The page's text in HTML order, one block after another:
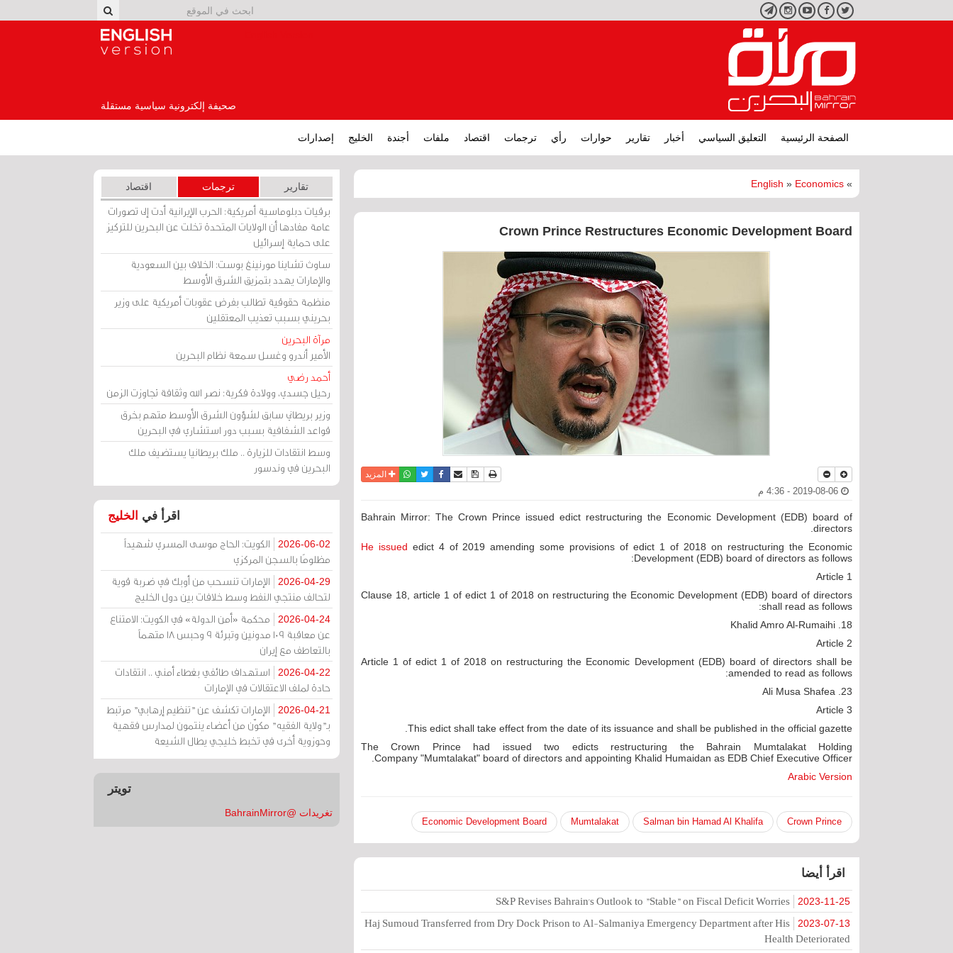
تويتر فيسبوكيوتيوبانستجرامتليجرام
صحيفة إلكترونية سياسية مستقلة
الصفحة الرئيسية التعليق السياسي أخبار تقارير حوارات رأي ترجمات اقتصاد ملفات أجندة الخليج إصدارات
»
English » Economics
Crown Prince Restructures Economic Development Board
نسخة للطباعة
حفظ الموضوع
أرسل الى صديق
فيسبوكتويترواتسابالمزيد
Bahrain Mirror: The Crown Prince issued edict restructuring the Economic Development (EDB) board of
directors.
He issued edict 4 of 2019 amending some provisions of edict 1 of 2018 on restructuring the Economic
Development (EDB) board of directors as follows:
Article 1
Clause 18, article 1 of edict 1 of 2018 on restructuring the Economic Development (EDB) board of directors
shall read as follows:
18. Khalid Amro Al-Rumaihi
Article 2
Article 1 of edict 1 of 2018 on restructuring the Economic Development (EDB) board of directors shall be
amended to read as follows:
23. Ali Musa Shafea
Article 3
This edict shall take effect from the date of its issuance and shall be published in the official gazette.
The Crown Prince had issued two edicts restructuring the Bahrain Mumtalakat Holding
Company "Mumtalakat" board of directors and appointing Khalid Humaidan as EDB Chief Executive Officer.
Arabic Version
Crown Prince
Salman bin Hamad Al Khalifa
Mumtalakat
Economic Development Board
اقرأ أيضا
2023-11-25
S&P Revises Bahrain's Outlook to "Stable" on Fiscal Deficit Worries
2023-07-13
Haj Sumoud Transferred from Dry Dock Prison to Al-Salmaniya Emergency Department after His
Health Deteriorated
تقارير ترجمات اقتصاد
برقيات دبلوماسية أمريكية: الحرب الإيرانية أدت إلى تصورات
عامة مفادها أن الولايات المتحدة تخلت عن البحرين للتركيز
على حماية إسرائيل
ساوث تشاينا مورنينغ بوست: الخلاف بين السعودية
والإمارات يهدد بتمزيق الشرق الأوسط
منظمة حقوقية تطالب بفرض عقوبات أمريكية على وزير
بحريني بسبب تعذيب المعتقلين
مرآة البحرين
الأمير أندرو وغسل سمعة نظام البحرين
أحمد رضي
رحيل جسدي، وولادة فكرية: نصر الله وثقافة تجاوزت الزمن
وزير بريطاني سابق لشؤون الشرق الأوسط متهم بخرق
قواعد الشفافية بسبب دور استشاري في البحرين
وسط انتقادات للزيارة .. ملك بريطانيا يستضيف ملك
البحرين في وندسور
اقرأ في الخليج
2026-06-02
الكويت: الحاج موسى المسري شهيداً
مظلومًا بالسجن المركزي
2026-04-29
الإمارات تنسحب من أوبك في ضربة قوية
لتحالف منتجي النفط وسط خلافات بين دول الخليج
2026-04-24
محكمة «أمن الدولة» في الكويت: الامتناع
عن معاقبة 109 مدونين وتبرئة 9 وحبس 18 متهماً
بالتعاطف مع إيران
2026-04-22
استهداف طائفي بغطاء أمني .. انتقادات
حادة لملف الاعتقالات في الإمارات
2026-04-21
الإمارات تكشف عن "تنظيم إرهابي" مرتبط
بـ"ولاية الفقيه" مكوّن من أعضاء ينتمون لمدارس فقهية
وحوزوية أخرى في تخبط خليجي يطال الشيعة
تويتر
تغريدات @BahrainMirror